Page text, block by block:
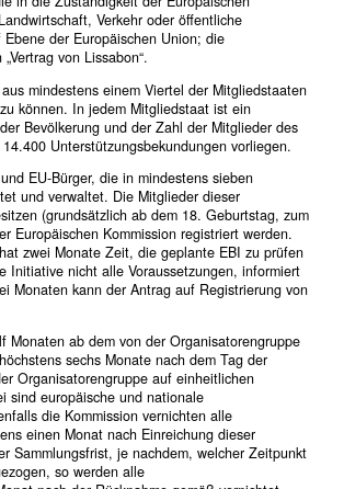
Verkehr oder öffentliche
der Europäischen Union; die
von Lissabon“.
mindestens einem Viertel der Mitgliedstaaten
können. In jedem Mitgliedstaat ist ein
Bevölkerung und der Zahl der Mitglieder des
Unterstützungsbekundungen vorliegen.
EU-Bürger, die in mindestens sieben
und verwaltet. Die Mitglieder dieser
(grundsätzlich ab dem 18. Geburtstag, zum
Europäischen Kommission registriert werden.
zwei Monate Zeit, die geplante EBI zu prüfen
nicht alle Voraussetzungen, informiert
Monaten kann der Antrag auf Registrierung von
Monaten ab dem von der Organisatorengruppe
sechs Monate nach dem Tag der
Organisatorengruppe auf einheitlichen
sind europäische und nationale
die Kommission vernichten alle
einen Monat nach Einreichung dieser
Sammlungsfrist, je nachdem, welcher Zeitpunkt
so werden alle